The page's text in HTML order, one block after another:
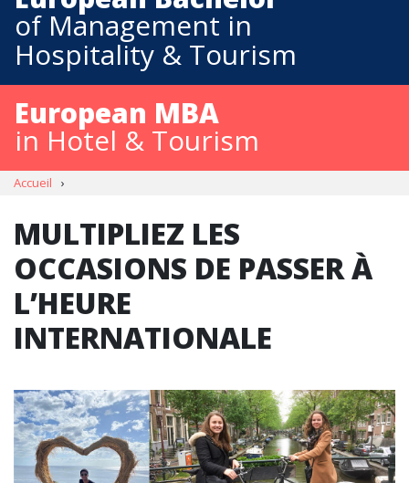
of Management in
Hospitality & Tourism
European MBA
in Hotel & Tourism
Accueil ›
MULTIPLIEZ LES
OCCASIONS DE PASSER À
L’HEURE
INTERNATIONALE